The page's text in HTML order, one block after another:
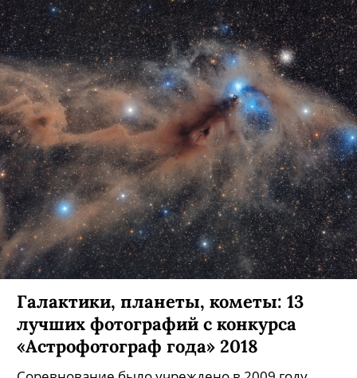
Галактики, планеты, кометы: 13
лучших фотографий с конкурса
«Астрофотограф года» 2018